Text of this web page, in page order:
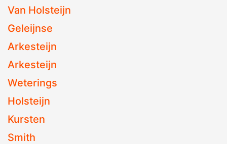
Van Holsteijn
Geleijnse
Arkesteijn
Arkesteijn
Weterings
Holsteijn
Kursten
Smith